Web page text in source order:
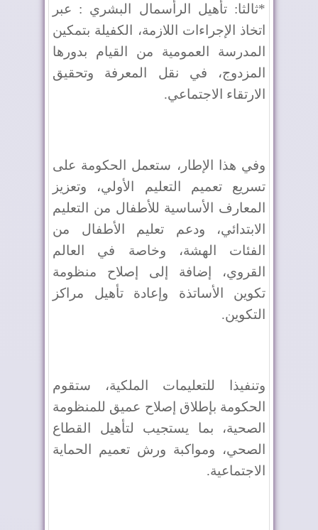
*ثالثا: تأهيل الرأسمال البشري : عبر
اتخاذ الإجراءات اللازمة، الكفيلة بتمكين
المدرسة العمومية من القيام بدورها
المزدوج، في نقل المعرفة وتحقيق
الارتقاء الاجتماعي.
وفي هذا الإطار، ستعمل الحكومة على
تسريع تعميم التعليم الأولي، وتعزيز
المعارف الأساسية للأطفال من التعليم
الابتدائي، ودعم تعليم الأطفال من
الفئات الهشة، وخاصة في العالم
القروي، إضافة إلى إصلاح منظومة
تكوين الأساتذة وإعادة تأهيل مراكز
التكوين.
وتنفيذا للتعليمات الملكية، ستقوم
الحكومة بإطلاق إصلاح عميق للمنظومة
الصحية، بما يستجيب لتأهيل القطاع
الصحي، ومواكبة ورش تعميم الحماية
الاجتماعية.